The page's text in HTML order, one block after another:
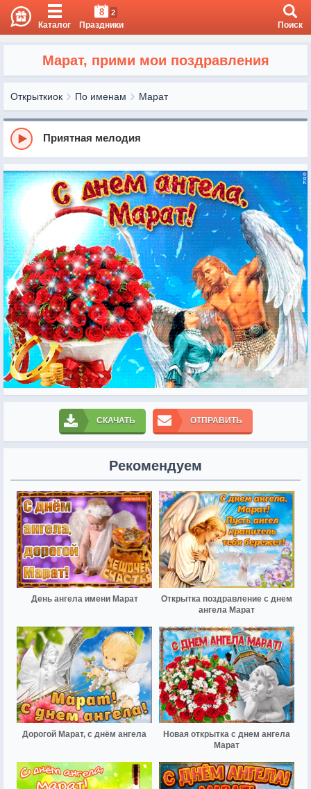
Каталог
8 2
Праздники Поиск
Марат, прими мои поздравления
Открыткиок По именам Марат
Приятная мелодия
СКАЧАТЬ ОТПРАВИТЬ
Рекомендуем
День ангела имени Марат
Открытка поздравление с днем
ангела Марат
Дорогой Марат, с днём ангела
Новая открытка с днем ангела
Марат